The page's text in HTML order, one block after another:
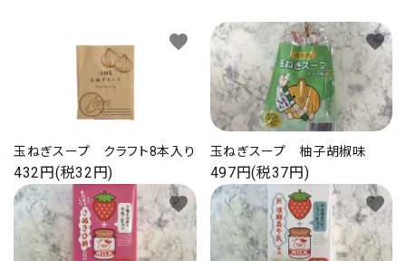
淡路産牛商品
一品、調味料
玉ちゃん・雑貨
玉ねぎスープ クラフト8本入り
432円(税32円)
favorite
玉ねぎスープ 柚子胡椒味
497円(税37円)
favorite
favorite favorite